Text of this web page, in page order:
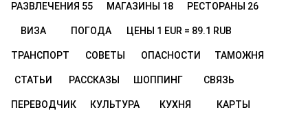
РАЗВЛЕЧЕНИЯ 55 МАГАЗИНЫ 18 РЕСТОРАНЫ 26
ВИЗА ПОГОДА ЦЕНЫ 1 EUR = 89.1 RUB
ТРАНСПОРТ СОВЕТЫ ОПАСНОСТИ ТАМОЖНЯ
СТАТЬИ РАССКАЗЫ ШОППИНГ СВЯЗЬ
ПЕРЕВОДЧИК КУЛЬТУРА КУХНЯ КАРТЫ